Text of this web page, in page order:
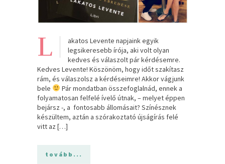
L
akatos Levente napjaink egyik
legsikeresebb írója, aki volt olyan
kedves és válaszolt pár kérdésemre.
Kedves Levente! Köszönöm, hogy időt szakítasz
rám, és válaszolsz a kérdéseimre! Akkor vágjunk
bele
Pár mondatban összefoglalnád, ennek a
folyamatosan felfelé ívelő útnak, – melyet éppen
bejársz -, a fontosabb állomásait? Színésznek
készültem, aztán a szórakoztató újságírás felé
vitt az […]
tovább...